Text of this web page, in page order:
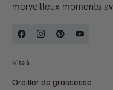
merveilleux moments
Vite à
Oreiller de grossesse